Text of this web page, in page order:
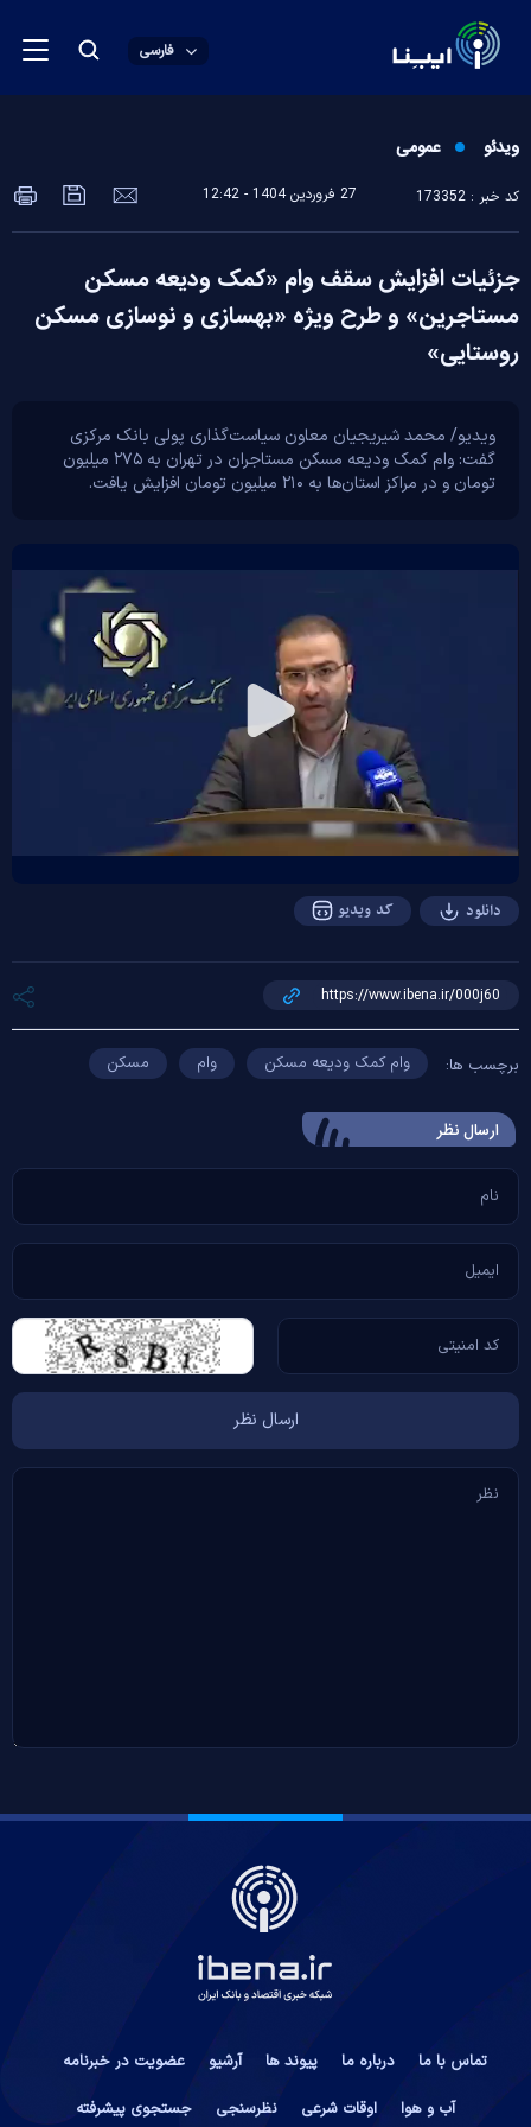
فارسی
ویدئو عمومی
کد خبر : 173352 27 فروردين 1404 - 12:42
جزئیات افزایش سقف وام «کمک ودیعه مسکن
مستاجرین» و طرح ویژه «بهسازی و نوسازی مسکن
روستایی»
ویدیو/ محمد شیریجیان معاون سیاست‌گذاری پولی بانک مرکز‌ی
گفت: وام کمک ودیعه مسکن مستاجران در تهران به ۲۷۵ میلیون
تومان و در مراکز استان‌ها به ۲۱۰ میلیون تومان افزایش یافت.
Play
Video
دانلود کد ویدیو
برچسب ها: وام کمک ودیعه مسکن وام مسکن
ارسال‌ نظر
تماس با ما درباره ما پیوند ها آرشیو
عضویت در خبرنامه
آب و هوا
اوقات شرعی نظرسنجی جستجوی پیشرفته